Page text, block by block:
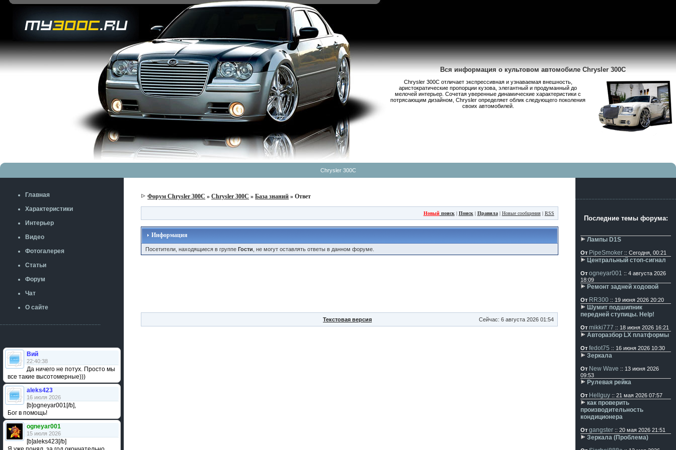
Вся информация о культовом автомобиле Chrysler 300C
Chrysler 300С отличает экспрессивная и узнаваемая внешность,
аристократические пропорции кузова, элегантный и продуманный до
мелочей интерьер. Сочетая уверенные динамические характеристики с
потрясающим дизайном, Chrysler определяет облик следующего поколения
своих автомобилей.
Chrysler 300C
Главная
Характеристики
Интерьер
Видео
Фотогалерея
Статьи
Форум
Чат
О сайте
Вий
22:40:38
Да ничего не потух. Просто мы
все такие высотомерные)))
aleks423
16 июля 2026
[b]ogneyar001[/b],
Бог в помощь!
ogneyar001
15 июля 2026
[b]aleks423[/b]
Форум Chrysler 300C »Chrysler 300C »База знаний » Ответ
Новыйпоиск| Поиск| Правила| Новые сообщения| RSS
Информация
Посетители, находящиеся в группеГости , не могут оставлять ответы в данном форуме.
Текстовая версия Сейчас: 6 августа 2026 01:54
Последние темы форума:
Лампы D1S
От PipeSmoker :: Сегодня, 00:21
Центральный стоп-сигнал
От ogneyar001 :: 4 августа 2026
18:09
Ремонт задней ходовой
От RR300 :: 19 июня 2026 20:20
Шумит подшипник
передней ступицы. Help!
От mikki777 :: 18 июня 2026 16:21
Авторазбор LX платформы
От fedot75 :: 16 июня 2026 10:30
Зеркала
От New Wave :: 13 июня 2026
09:53
Рулевая рейка
От Hellguy :: 21 мая 2026 07:57
как проверить
производительность
кондиционера
От gangster :: 20 мая 2026 21:51
Зеркала (Проблема)